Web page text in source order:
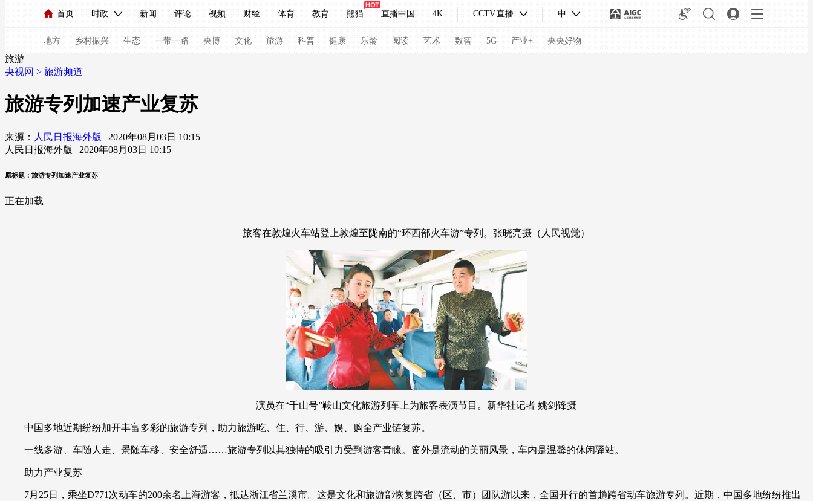
首页 时政 新闻 评论 视频 财经 体育 教育 熊猫 直播中国 4K CCTV.直播 中
人民领袖习近平 联播+ 中国领导人 央视快评 习式妙语 热解读 天天学习
直播 栏目大全 节目单 听音 微视频 主持人 下载央视影音
海外频道 iPanda English Монгол
地方 乡村振兴 生态 一带一路 央博 文化 旅游 科普 健康 乐龄 阅读 艺术 数智 5G 产业+ 央央好物
新闻 国内 国际 评论
2026年冬奥会 CBA NBA 中超 国足 国际足球 网球 综合体育 亚冬会
体育江湖 文化体育 冰雪道路 足球道路
央博 非遗 文化 旅游 科普 健康 乐龄
云起 超级工厂 智敬中国 全民健康 颜选攻略 海洋
热播榜 总台企业白名单
旅游
央视网 > 旅游频道
旅游专列加速产业复苏
来源： 人民日报海外版 | 2020年08月03日 10:15
人民日报海外版 | 2020年08月03日 10:15
原标题：旅游专列加速产业复苏
正在加载
旅客在敦煌火车站登上敦煌至陇南的“环西部火车游”专列。张晓亮摄（人民视觉）
演员在“千山号”鞍山文化旅游列车上为旅客表演节目。新华社记者 姚剑锋摄
中国多地近期纷纷加开丰富多彩的旅游专列，助力旅游吃、住、行、游、娱、购全产业链复苏。
一线多游、车随人走、景随车移、安全舒适……旅游专列以其独特的吸引力受到游客青睐。窗外是流动的美丽风景，车内是温馨的休闲驿站。
助力产业复苏
7月25日，乘坐D771次动车的200余名上海游客，抵达浙江省兰溪市。这是文化和旅游部恢复跨省（区、市）团队游以来，全国开行的首趟跨省动车旅游专列。近期，中国多地纷纷推出